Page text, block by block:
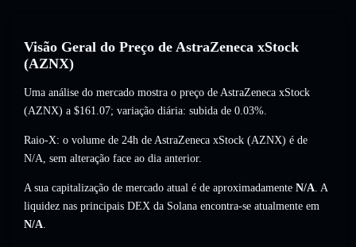
Visão Geral do Preço de AstraZeneca xStock
(AZNX)
Uma análise do mercado mostra o preço de AstraZeneca xStock
(AZNX) a $161.07; variação diária: subida de 0.03%.
Raio-X: o volume de 24h de AstraZeneca xStock (AZNX) é de
N/A, sem alteração face ao dia anterior.
A sua capitalização de mercado atual é de aproximadamente N/A. A
liquidez nas principais DEX da Solana encontra-se atualmente em
N/A.